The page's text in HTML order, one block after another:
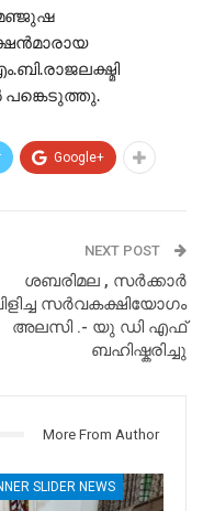
മഞ്ജുഷ
പങ്കെടുത്തു.
Google+
NEXT POST
ശബരിമല , സർക്കാർ
സർവകക്ഷിയോഗം
അലസി .- യു ഡി എഫ്
ബഹിഷ്കരിച്ചു
More From Author
SLIDER NEWS